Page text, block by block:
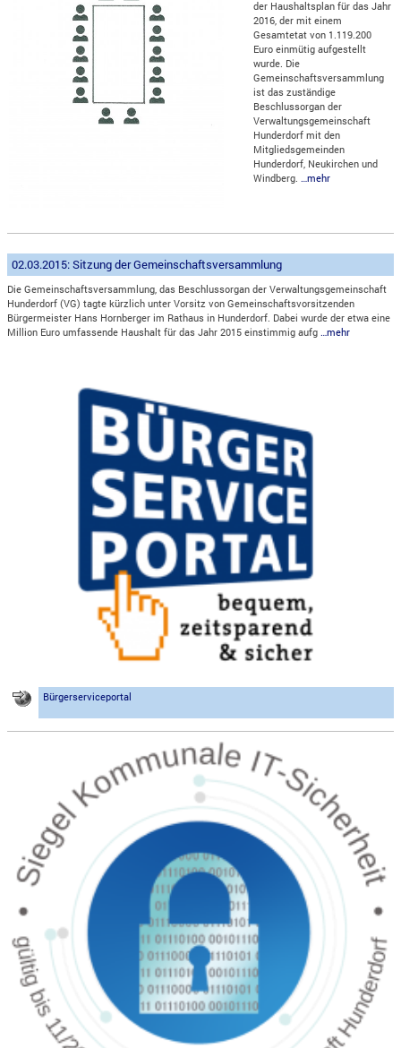
der Haushaltsplan für das Jahr
2016, der mit einem
Gesamtetat von 1.119.200
Euro einmütig aufgestellt
wurde. Die
Gemeinschaftsversammlung
ist das zuständige
Beschlussorgan der
Verwaltungsgemeinschaft
Hunderdorf mit den
Mitgliedsgemeinden
Hunderdorf, Neukirchen und
Windberg.
…mehr
02.03.2015: Sitzung der Gemeinschaftsversammlung
Die Gemeinschaftsversammlung, das Beschlussorgan der Verwaltungsgemeinschaft
Hunderdorf (VG) tagte kürzlich unter Vorsitz von Gemeinschaftsvorsitzenden
Bürgermeister Hans Hornberger im Rathaus in Hunderdorf. Dabei wurde der etwa eine
Million Euro umfassende Haushalt für das Jahr 2015 einstimmig aufg…mehr
Bürgerserviceportal